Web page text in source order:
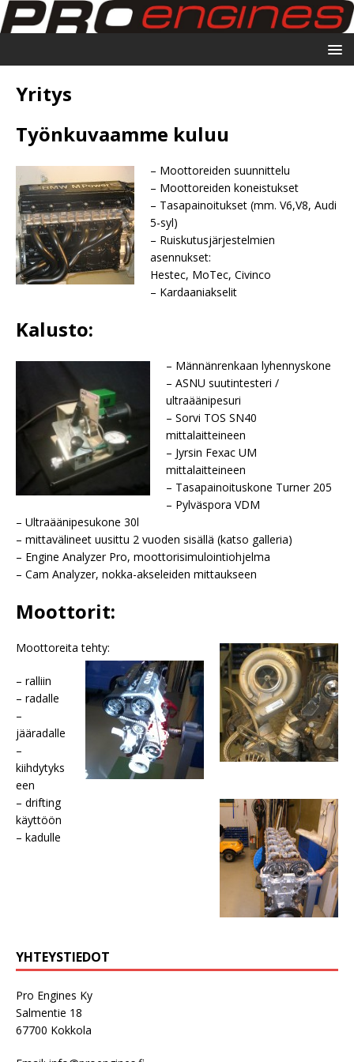
Yritys
Työnkuvaamme kuluu
– Moottoreiden suunnittelu
– Moottoreiden koneistukset
– Tasapainoitukset (mm. V6,V8, Audi
5-syl)
– Ruiskutusjärjestelmien
asennukset:
Hestec, MoTec, Civinco
– Kardaaniakselit
Kalusto:
– Männänrenkaan lyhennyskone
– ASNU suutintesteri /
ultraäänipesuri
– Sorvi TOS SN40
mittalaitteineen
– Jyrsin Fexac UM
mittalaitteineen
– Tasapainoituskone Turner 205
– Pylväspora VDM
– Ultraäänipesukone 30l
– mittavälineet uusittu 2 vuoden sisällä (katso galleria)
– Engine Analyzer Pro, moottorisimulointiohjelma
– Cam Analyzer, nokka-akseleiden mittaukseen
Moottorit:
Moottoreita tehty:
– ralliin
– radalle
–
jääradalle
–
kiihdytyks
een
– drifting
käyttöön
– kadulle
YHTEYSTIEDOT
Pro Engines Ky
Salmentie 18
67700 Kokkola